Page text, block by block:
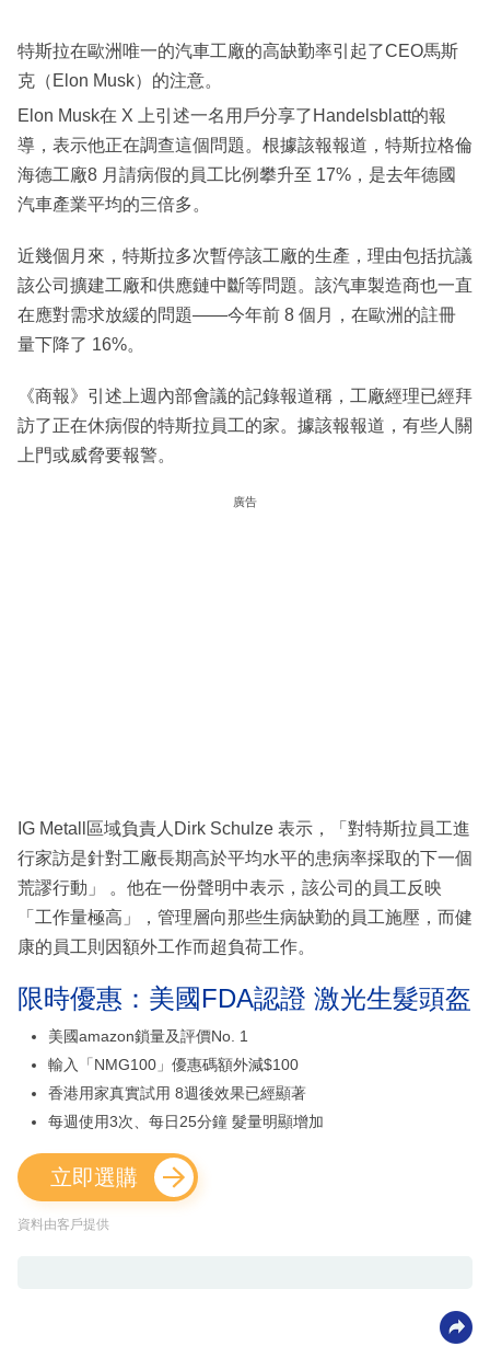
區
特斯拉在歐洲唯一的汽車工廠的高缺勤率引起了CEO馬斯
克（Elon Musk）的注意。
Elon Musk在 X 上引述一名用戶分享了Handelsblatt的報
導，表示他正在調查這個問題。根據該報報道，特斯拉格倫
海德工廠8 月請病假的員工比例攀升至 17%，是去年德國
汽車產業平均的三倍多。
近幾個月來，特斯拉多次暫停該工廠的生產，理由包括抗議
該公司擴建工廠和供應鏈中斷等問題。該汽車製造商也一直
在應對需求放緩的問題——今年前 8 個月，在歐洲的註冊
量下降了 16%。
《商報》引述上週內部會議的記錄報道稱，工廠經理已經拜
訪了正在休病假的特斯拉員工的家。據該報報道，有些人關
上門或威脅要報警。
廣告
IG Metall區域負責人Dirk Schulze 表示，「對特斯拉員工進
行家訪是針對工廠長期高於平均水平的患病率採取的下一個
荒謬行動」 。他在一份聲明中表示，該公司的員工反映
「工作量極高」，管理層向那些生病缺勤的員工施壓，而健
康的員工則因額外工作而超負荷工作。
限時優惠：美國FDA認證 激光生髮頭盔
美國amazon鎖量及評價No. 1
輸入「NMG100」優惠碼額外減$100
香港用家真實試用 8週後效果已經顯著
每週使用3次、每日25分鐘 髮量明顯增加
立即選購
資料由客戶提供